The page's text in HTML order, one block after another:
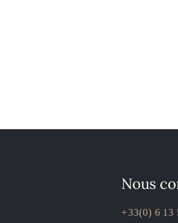
Nous
+33(0) 6 13